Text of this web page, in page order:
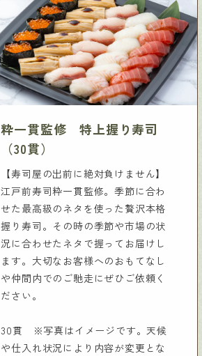
粋一貫監修 特上握り寿司
（30貫）
【寿司屋の出前に絶対負けません】
江戸前寿司粋一貫監修。季節に合わ
せた最高級のネタを使った贅沢本格
握り寿司。その時の季節や市場の状
況に合わせたネタで握ってお届けし
ます。大切なお客様へのおもてなし
や仲間内でのご馳走にぜひご依頼く
ださい。
30貫 ※写真はイメージです。天候
や仕入れ状況により内容が変更とな